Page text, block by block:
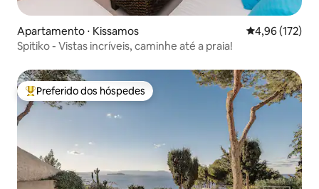
Apartamento ⋅ Kissamos 4,96 de uma
4,96 (172)
Spitiko - Vistas incríveis, caminhe até a praia!
Entre os melhores preferidos dos hóspedes
Preferido dos hóspedes